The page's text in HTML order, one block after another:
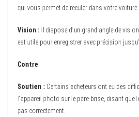
qui vous permet de reculer dans votre voiture
Vision :
Il dispose d’un grand angle de
est utile pour enregistrer avec précision
Contre
Soutien : Certains acheteurs ont eu des
l’appareil photo sur le pare-brise, disant que
pas correctement.